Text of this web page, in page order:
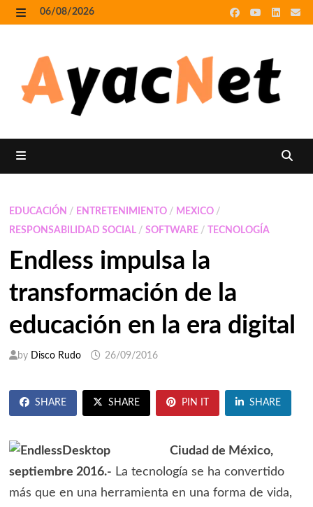
Skip
to
06/08/2026
EDUCACIÓN / ENTRETENIMIENTO/ MEXICO/
RESPONSABILIDAD SOCIAL/ SOFTWARE/ TECNOLOGÍA
Endless impulsa la
transformación de la
educación en la era digital
by Disco Rudo 26/09/2016
SHARE SHARE PIN IT SHARE
Ciudad de México,
septiembre 2016.- La tecnología se ha convertido
más que en una herramienta en una forma de vida,